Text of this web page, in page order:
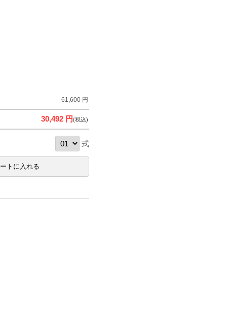
61,600 円
30,492 円(税込)
式